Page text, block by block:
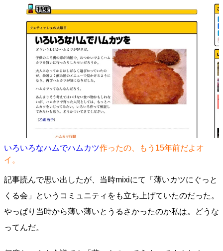
いろいろなハムでハムカツ作ったの、もう15年前だよオ
イ。
記事読んで思い出したが、当時mixiにて「薄いカツにぐっと
くる会」というコミュニティをも立ち上げていたのだった。
やっぱり当時から薄い薄いとうるさかったのか私は。どうな
ってんだ。